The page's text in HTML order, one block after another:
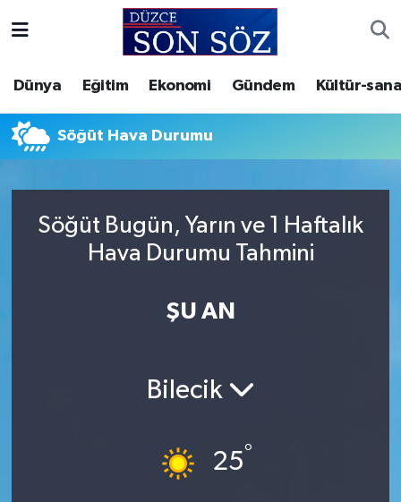
Dünya Eğitim Ekonomi Gündem Kültür-
Söğüt Hava Durumu
Söğüt Bugün, Yarın ve 1 Haftalık
Hava Durumu Tahmini
ŞU AN
Bilecik
25°
Gizlilik Sözleşmesi
İletişim
Video Galeri
Akçakoca Hava Durumu
Akçakoca Trafik Yoğunluk Haritası
Tüm Manşetler